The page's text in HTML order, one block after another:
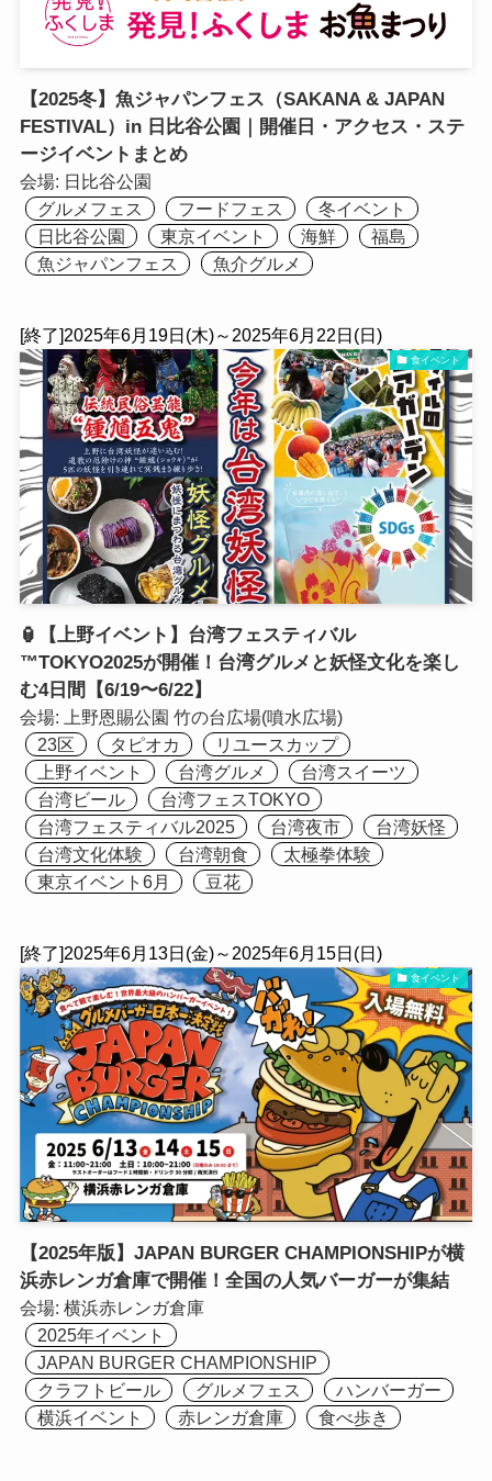
【2025冬】魚ジャパンフェス（SAKANA & JAPAN
FESTIVAL）in 日比谷公園｜開催日・アクセス・ステ
ージイベントまとめ
会場: 日比谷公園
グルメフェス
フードフェス
冬イベント
日比谷公園
東京イベント 海鮮
福島
魚ジャパンフェス
魚介グルメ
[終了]2025年6月19日(木)～2025年6月22日(日)
食イベント
🏮【上野イベント】台湾フェスティバル
™TOKYO2025が開催！台湾グルメと妖怪文化を楽し
む4日間【6/19〜6/22】
会場:
上野恩賜公園 竹の台広場(噴水広場)
23区
タピオカ
リユースカップ
上野イベント
台湾グルメ
台湾スイーツ
台湾ビール
台湾フェスTOKYO
台湾フェスティバル2025
台湾夜市
台湾妖怪
台湾文化体験
台湾朝食
太極拳体験
東京イベント6月
豆花
[終了]2025年6月13日(金)～2025年6月15日(日)
食イベント
【2025年版】JAPAN BURGER CHAMPIONSHIPが横
浜赤レンガ倉庫で開催！全国の人気バーガーが集結
会場: 横浜⾚レンガ倉庫
2025年イベント
JAPAN BURGER CHAMPIONSHIP
クラフトビール
グルメフェス
ハンバーガー
横浜イベント
赤レンガ倉庫 食べ歩き